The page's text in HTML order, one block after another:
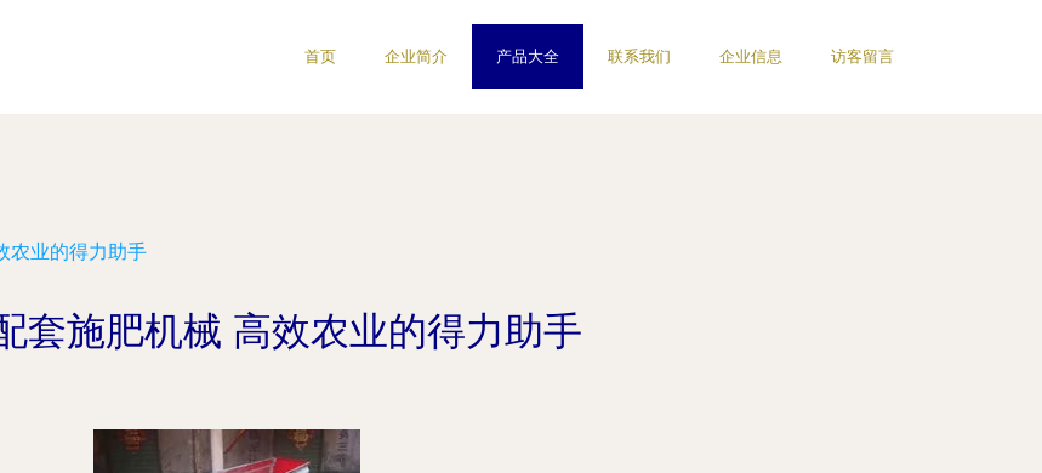
首页 企业简介 产品大全 联系我们 企业信息 访客留言
农业的得力助手
套施肥机械 高效农业的得力助手